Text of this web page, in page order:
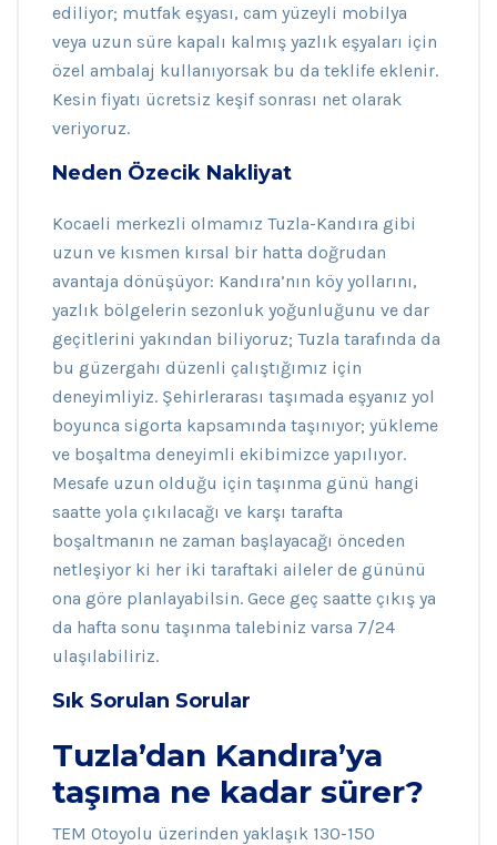
ediliyor; mutfak eşyası, cam yüzeyli mobilya
veya uzun süre kapalı kalmış yazlık eşyaları için
özel ambalaj kullanıyorsak bu da teklife eklenir.
Kesin fiyatı ücretsiz keşif sonrası net olarak
veriyoruz.
Neden Özecik Nakliyat
Kocaeli merkezli olmamız Tuzla-Kandıra gibi
uzun ve kısmen kırsal bir hatta doğrudan
avantaja dönüşüyor: Kandıra’nın köy yollarını,
yazlık bölgelerin sezonluk yoğunluğunu ve dar
geçitlerini yakından biliyoruz; Tuzla tarafında da
bu güzergahı düzenli çalıştığımız için
deneyimliyiz. Şehirlerarası taşımada eşyanız yol
boyunca sigorta kapsamında taşınıyor; yükleme
ve boşaltma deneyimli ekibimizce yapılıyor.
Mesafe uzun olduğu için taşınma günü hangi
saatte yola çıkılacağı ve karşı tarafta
boşaltmanın ne zaman başlayacağı önceden
netleşiyor ki her iki taraftaki aileler de gününü
ona göre planlayabilsin. Gece geç saatte çıkış ya
da hafta sonu taşınma talebiniz varsa 7/24
ulaşılabiliriz.
Sık Sorulan Sorular
Tuzla’dan Kandıra’ya
taşıma ne kadar sürer?
TEM Otoyolu üzerinden yaklaşık 130-150